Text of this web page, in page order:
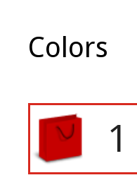
Colors